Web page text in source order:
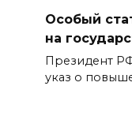
Особый
на
Президент
указ о